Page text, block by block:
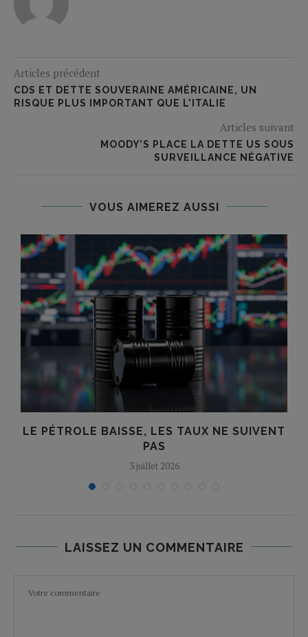
Articles précédent
CDS ET DETTE SOUVERAINE AMÉRICAINE, UN
RISQUE PLUS IMPORTANT QUE L'ITALIE
Articles suivant
MOODY’S PLACE LA DETTE US SOUS
SURVEILLANCE NÉGATIVE
VOUS AIMEREZ AUSSI
LE PÉTROLE BAISSE, LES TAUX NE SUIVENT
PAS
3 juillet 2026
LAISSEZ UN COMMENTAIRE